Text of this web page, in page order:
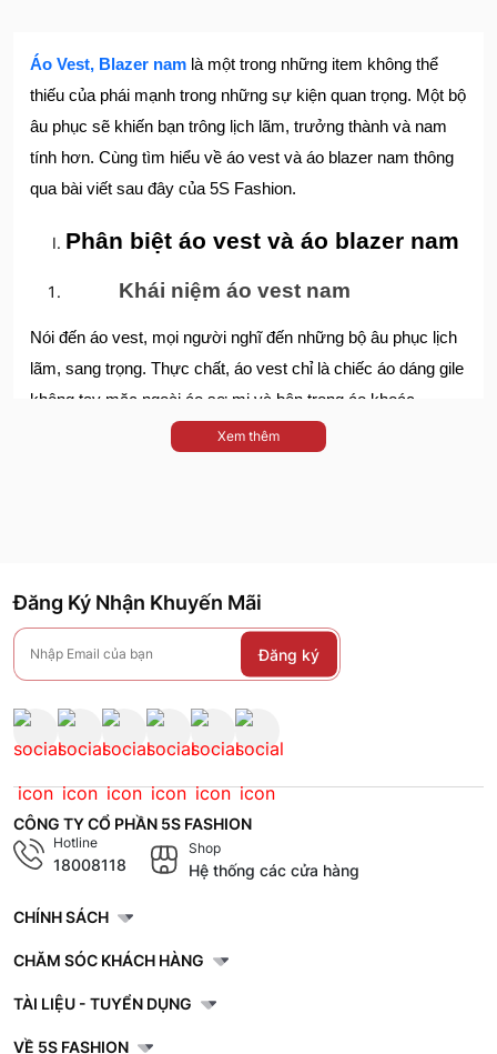
Áo Vest, Blazer nam là một trong những item không thể
thiếu của phái mạnh trong những sự kiện quan trọng. Một bộ
âu phục sẽ khiến bạn trông lịch lãm, trưởng thành và nam
tính hơn. Cùng tìm hiểu về áo vest và áo blazer nam thông
qua bài viết sau đây của 5S Fashion.
Phân biệt áo vest và áo blazer nam
Khái niệm áo vest nam
Nói đến áo vest, mọi người nghĩ đến những bộ âu phục lịch
lãm, sang trọng. Thực chất, áo vest chỉ là chiếc áo dáng gile
không tay mặc ngoài áo sơ mi và bên trong áo khoác.
Nhưng thông thường khi nói “đi mua áo vest” hay “mặc áo
nhưng mang tính ứng dụng cao. Có nhiều dáng blazer khác
nhau, không theo một khuôn khổ như áo vest: blazer dáng
ngắn, blazer tay lửng,… Với blazer, bạn có thể mặc với
nhiều hoàn cảnh khác nhau trong cuộc sống hằng ngày: đi
Phân biệt áo vest và áo blazer
nam
Nhiều người còn nhầm lẫn giữa áo vest và áo blazer hoặc
trong bảng phân biệt dưới đây:
Xem thêm
Đăng Ký Nhận Khuyến Mãi
Đăng ký
CÔNG TY CỔ PHẦN 5S FASHION
Hotline
18008118
Shop
Hệ thống các cửa hàng
CHÍNH SÁCH
CHĂM SÓC KHÁCH HÀNG
TÀI LIỆU - TUYỂN DỤNG
VỀ 5S FASHION